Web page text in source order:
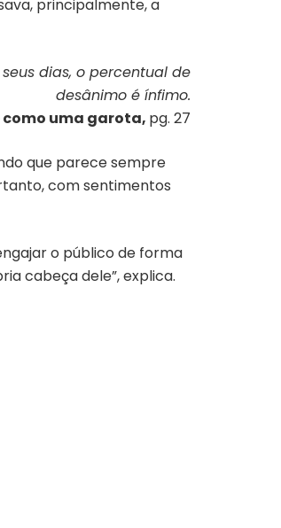
principalmente, a
dias, o percentual de
desânimo é ínfimo.
como uma garota, pg. 27
que parece sempre
com sentimentos
o público de forma
cabeça dele”, explica.